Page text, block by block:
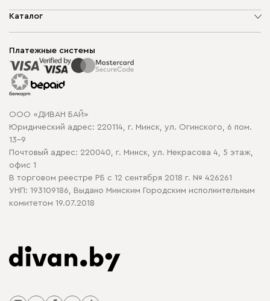
О компании
Способы оплаты
Рассрочка и кредит
Гарантия
Карта сайта
Политика конфиденциальности
Политика в отношении обработки cookie
Каталог
Корпусная мебель
Распродажа мебели
Платежные системы
ООО «ДИВАН БАЙ»
Юридический адрес: 220114, г. Минск, ул. Огинского, 6 пом.
13-9
Почтовый адрес: 220040, г. Минск, ул. Некрасова 4, 5 этаж,
офис 1
В торговом реестре РБ с 12 сентября 2018 г. № 426261
УНП: 193109186, Выдано Минским Городским исполнительным
комитетом 19.07.2018